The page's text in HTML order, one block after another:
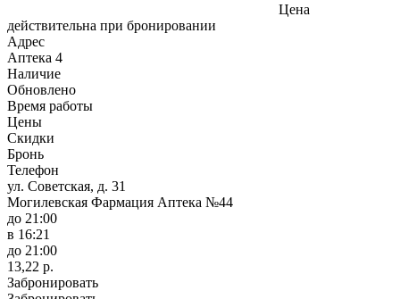
Цена
действительна при бронировании
Адрес
Аптека 4
Наличие
Обновлено
Время работы
Цены
Скидки
Бронь
Телефон
ул. Советская, д. 31
Могилевская Фармация Аптека №44
до 21:00
в 16:21
до 21:00
13,22 р.
Забронировать